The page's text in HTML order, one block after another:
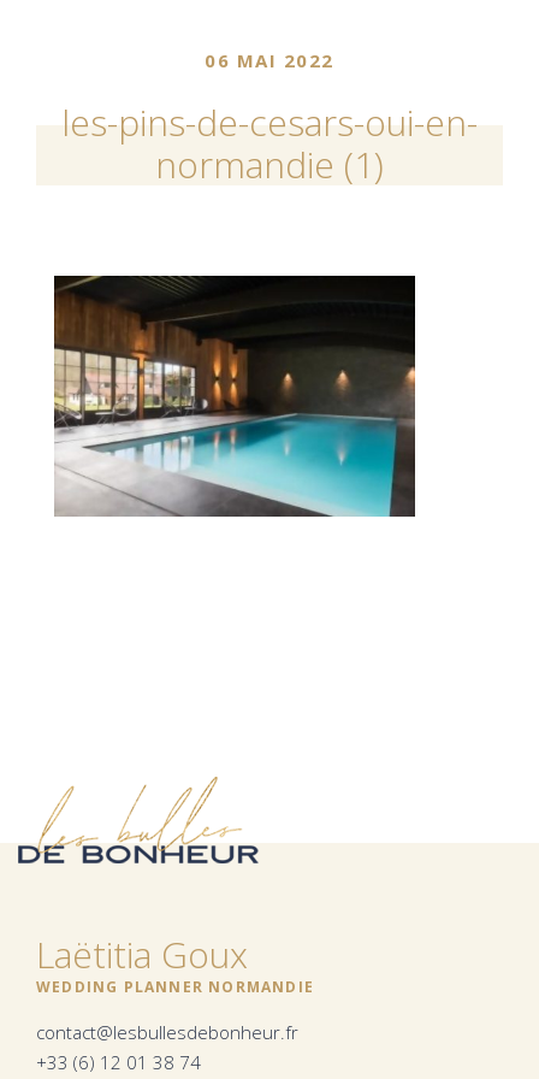
06 MAI 2022
les-pins-de-cesars-oui-en-
normandie (1)
Laëtitia Goux
WEDDING PLANNER NORMANDIE
contact@lesbullesdebonheur.fr
+33 (6) 12 01 38 74